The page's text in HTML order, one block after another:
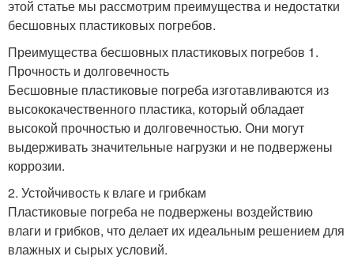
этой статье мы рассмотрим преимущества и недостатки
бесшовных пластиковых погребов.
Преимущества бесшовных пластиковых погребов 1.
Прочность и долговечность
Бесшовные пластиковые погреба изготавливаются из
высококачественного пластика, который обладает
высокой прочностью и долговечностью. Они могут
выдерживать значительные нагрузки и не подвержены
коррозии.
2. Устойчивость к влаге и грибкам
Пластиковые погреба не подвержены воздействию
влаги и грибков, что делает их идеальным решением для
влажных и сырых условий.